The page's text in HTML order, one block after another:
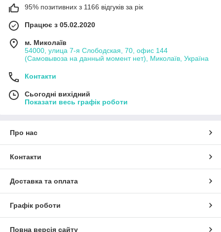
95% позитивних з 1166 відгуків за рік
Працює з 05.02.2020
м. Миколаїв
54000, улица 7-я Слободская, 70, офис 144
(Самовывоза на данный момент нет), Миколаїв, Україна
Контакти
Сьогодні вихідний
Показати весь графік роботи
Про нас
Контакти
Доставка та оплата
Графік роботи
Повна версія сайту